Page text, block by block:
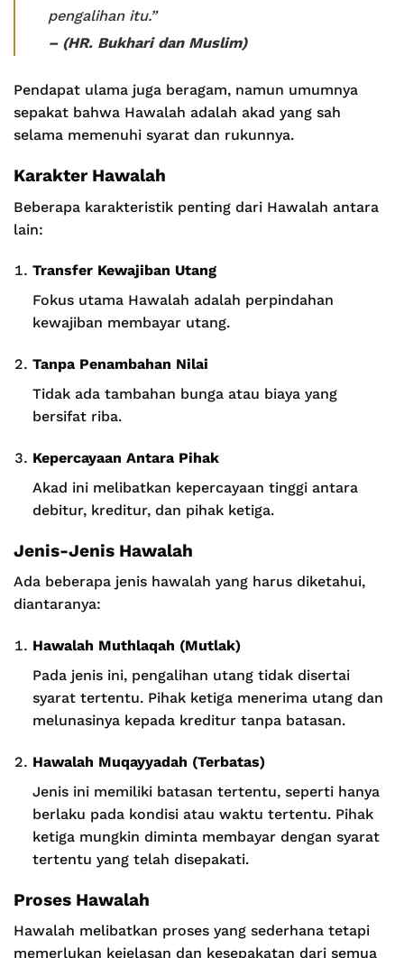
pengalihan itu.”
– (HR. Bukhari dan Muslim)
Pendapat ulama juga beragam, namun umumnya
sepakat bahwa Hawalah adalah akad yang sah
selama memenuhi syarat dan rukunnya.
Karakter Hawalah
Beberapa karakteristik penting dari Hawalah antara
lain:
Transfer Kewajiban Utang
Fokus utama Hawalah adalah perpindahan
kewajiban membayar utang.
Tanpa Penambahan Nilai
Tidak ada tambahan bunga atau biaya yang
bersifat riba.
Kepercayaan Antara Pihak
Akad ini melibatkan kepercayaan tinggi antara
debitur, kreditur, dan pihak ketiga.
Jenis-Jenis Hawalah
Ada beberapa jenis hawalah yang harus diketahui,
diantaranya:
Hawalah Muthlaqah (Mutlak)
Pada jenis ini, pengalihan utang tidak disertai
syarat tertentu. Pihak ketiga menerima utang dan
melunasinya kepada kreditur tanpa batasan.
Hawalah Muqayyadah (Terbatas)
Jenis ini memiliki batasan tertentu, seperti hanya
berlaku pada kondisi atau waktu tertentu. Pihak
ketiga mungkin diminta membayar dengan syarat
tertentu yang telah disepakati.
Proses Hawalah
Hawalah melibatkan proses yang sederhana tetapi
memerlukan kejelasan dan kesepakatan dari semua